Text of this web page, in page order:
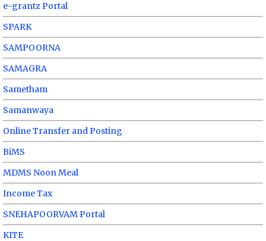
e-grantz Portal
SPARK
SAMPOORNA
SAMAGRA
Sametham
Samanwaya
Online Transfer and Posting
BiMS
MDMS Noon Meal
Income Tax
SNEHAPOORVAM Portal
KITE